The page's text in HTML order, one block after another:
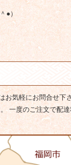
●）
お気軽にお問合せ下
一度のご注文で配